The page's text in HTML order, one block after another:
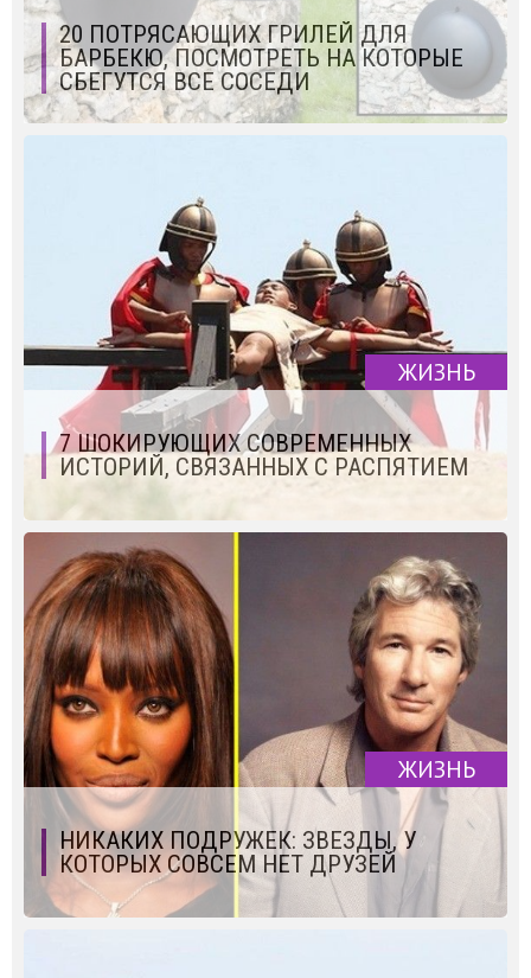
20 ПОТРЯСАЮЩИХ ГРИЛЕЙ ДЛЯ
БАРБЕКЮ, ПОСМОТРЕТЬ НА КОТОРЫЕ
СБЕГУТСЯ ВСЕ СОСЕДИ
ЖИЗНЬ
7 ШОКИРУЮЩИХ СОВРЕМЕННЫХ
ИСТОРИЙ, СВЯЗАННЫХ С РАСПЯТИЕМ
ЖИЗНЬ
НИКАКИХ ПОДРУЖЕК: ЗВЕЗДЫ, У
КОТОРЫХ СОВСЕМ НЕТ ДРУЗЕЙ